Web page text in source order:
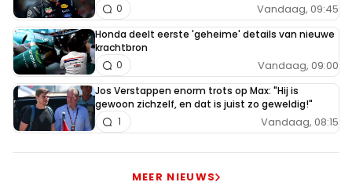
Vandaag, 09:45
0
Honda deelt eerste 'geheime' details van nieuwe
krachtbron
Vandaag, 09:00
0
Jos Verstappen enorm trots op Max: "Hij is
gewoon zichzelf, en dat is juist zo geweldig!"
Vandaag, 08:15
1
MEER NIEUWS